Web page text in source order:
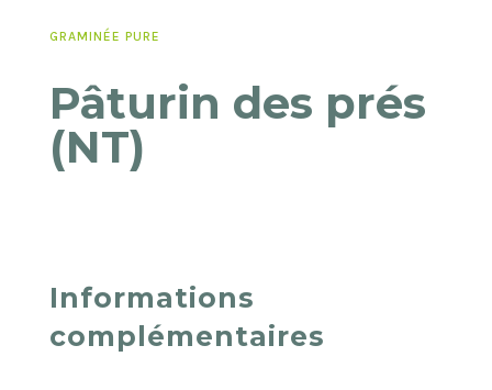
GRAMINÉE PURE
Pâturin des prés
(NT)
Informations
complémentaires